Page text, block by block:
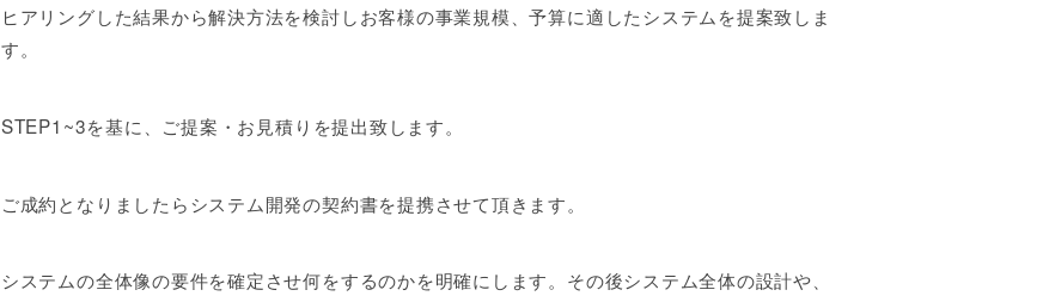
ヒアリングした結果から解決方法を検討しお客様の事業規模、予算に適したシステムを提案致しま
す。
STEP1~3を基に、ご提案・お見積りを提出致します。
ご成約となりましたらシステム開発の契約書を提携させて頂きます。
システムの全体像の要件を確定させ何をするのかを明確にします。その後システム全体の設計や、